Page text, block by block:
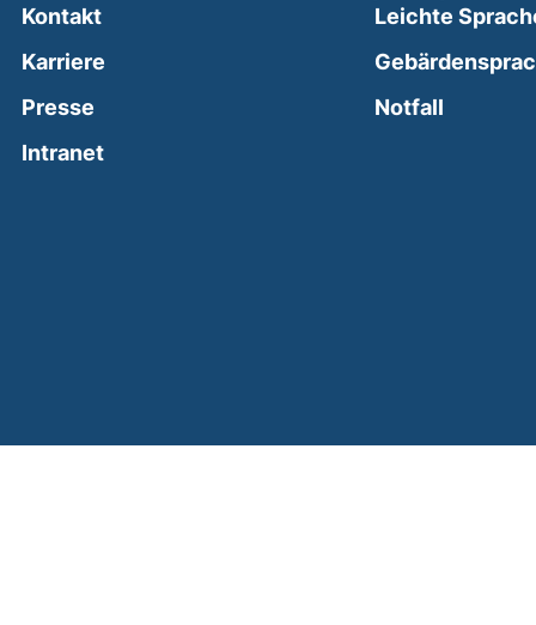
Kontakt
Karriere
Presse
Intranet(external link, opens in a new window)
Leichte
Notfall